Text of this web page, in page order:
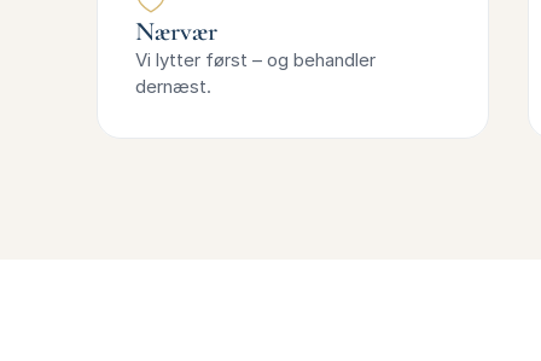
Nærvær
Vi lytter først – og behandler
dernæst.